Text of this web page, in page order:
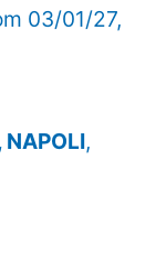
03/01/27,
,